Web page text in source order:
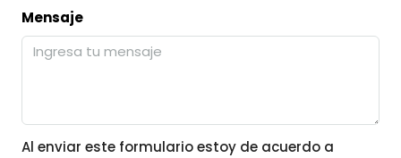
Mensaje
Al enviar este formulario estoy de acuerdo a